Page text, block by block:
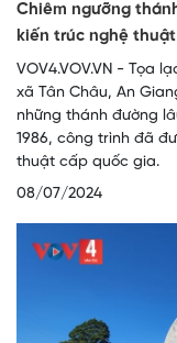
Chiêm ngưỡng
kiến trúc nghệ
VOV4.VOV.VN - Tọa
xã Tân Châu, An
những thánh đường
1986, công trình đã
thuật cấp quốc gia.
08/07/2024